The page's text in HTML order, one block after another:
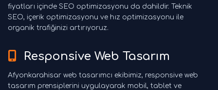
fiyatları içinde SEO optimizasyonu da dahildir. Teknik
SEO, içerik optimizasyonu ve hız optimizasyonu ile
organik trafiğinizi artırıyoruz.
Responsive Web Tasarım
Afyonkarahisar web tasarımcı ekibimiz, responsive web
tasarım prensiplerini uygulayarak mobil, tablet ve